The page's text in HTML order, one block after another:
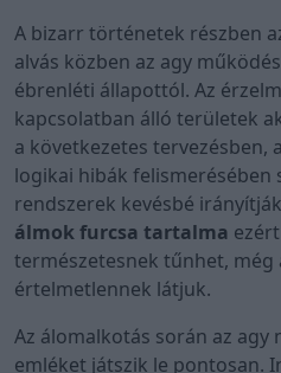
A bizarr történetek részben
alvás közben az agy
ébrenléti állapottól. Az
kapcsolatban álló területek
a következetes tervezésben,
logikai hibák felismerésében
rendszerek kevésbé
álmok furcsa tartalma
természetesnek tűnhet, még
értelmetlennek látjuk.
Az álomalkotás során az
emléket játszik le pontosan.